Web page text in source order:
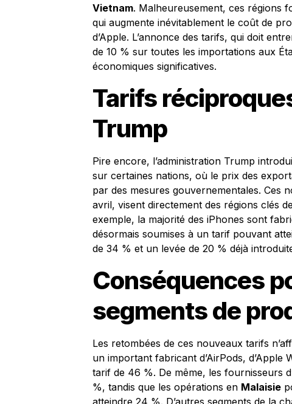
Vietnam. Malheureusement, ces régions
qui augmente inévitablement le coût de
d’Apple. L’annonce des tarifs, qui doit
de 10 % sur toutes les importations aux
économiques significatives.
Tarifs
Trump
Pire encore, l’administration Trump
sur certaines nations, où le prix des
par des mesures gouvernementales. Ces
avril, visent directement des régions clés
exemple, la majorité des iPhones sont
désormais soumises à un tarif pouvant
de 34 % et un levée de 20 % déjà
Conséquences
segments de
Les retombées de ces nouveaux tarifs
un important fabricant d’AirPods,
tarif de 46 %. De même, les fournisseurs
%, tandis que les opérations en Malaisie
atteindre 24 %. D’autres segments de la